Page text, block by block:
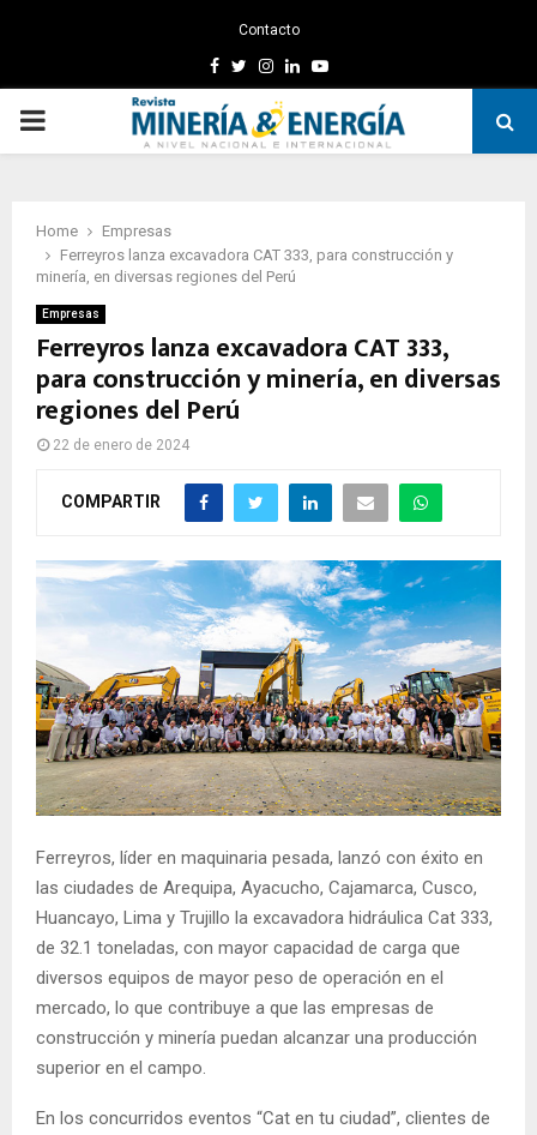
Contacto
Facebook
TwitterInstagram
LinkedinYoutube
PRIMARY
Home
Empresas
Ferreyros lanza excavadora CAT 333, para construcción y
minería, en diversas regiones del Perú
Empresas
Ferreyros lanza excavadora CAT 333,
para construcción y minería, en diversas
regiones del Perú
22 de enero de 2024
COMPARTIR
Ferreyros, líder en maquinaria pesada, lanzó con éxito en
las ciudades de Arequipa, Ayacucho, Cajamarca, Cusco,
Huancayo, Lima y Trujillo la excavadora hidráulica Cat 333,
de 32.1 toneladas, con mayor capacidad de carga que
diversos equipos de mayor peso de operación en el
mercado, lo que contribuye a que las empresas de
construcción y minería puedan alcanzar una producción
superior en el campo.
En los concurridos eventos “Cat en tu ciudad”, clientes de